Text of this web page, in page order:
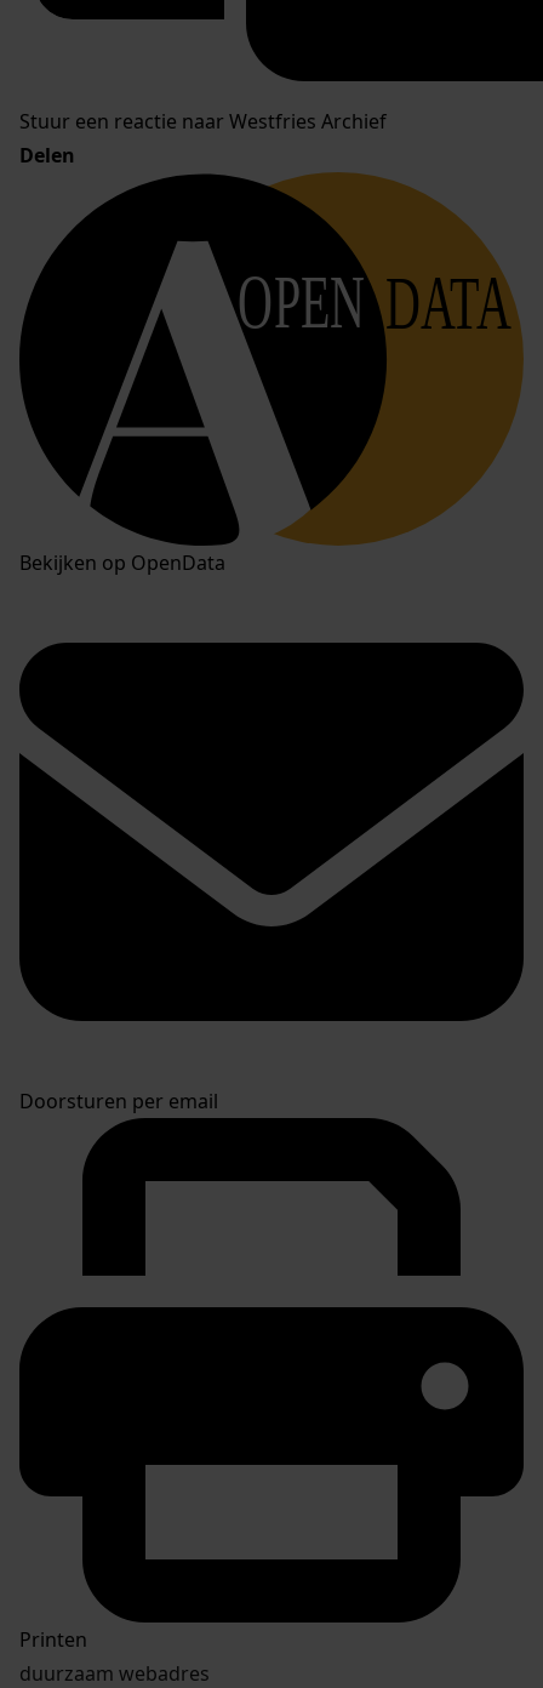
Stuur een reactie naar Westfries Archief
Delen
OPEN DATA
Bekijken op OpenData
Doorsturen per email
Printen
duurzaam webadres